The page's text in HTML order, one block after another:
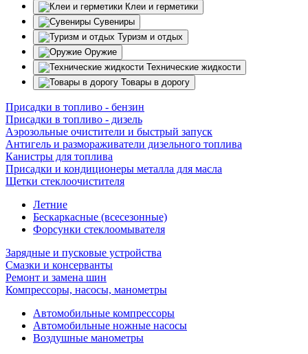
Клеи и герметики
Сувениры
Туризм и отдых
Оружие
Технические жидкости
Товары в дорогу
Присадки в топливо - бензин
Присадки в топливо - дизель
Аэрозольные очистители и быстрый запуск
Антигель и размораживатели дизельного топлива
Канистры для топлива
Присадки и кондиционеры металла для масла
Щетки стеклоочистителя
Летние
Бескаркасные (всесезонные)
Форсунки стеклоомывателя
Зарядные и пусковые устройства
Смазки и консерванты
Ремонт и замена шин
Компрессоры, насосы, манометры
Автомобильные компрессоры
Автомобильные ножные насосы
Воздушные манометры